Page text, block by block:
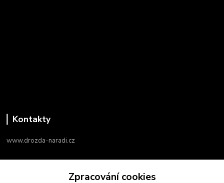
Kontakty
www.drozda-naradi.cz
Zpracování cookies